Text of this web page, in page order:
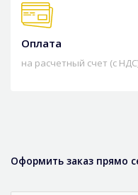
Оплата
на расчетный счет (с
Оформить заказ прямо